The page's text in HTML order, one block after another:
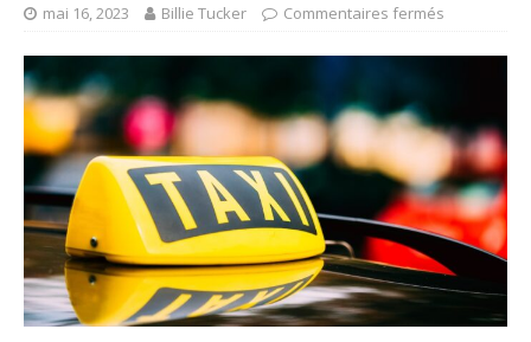
mai 16, 2023 Billie Tucker Commentaires fermés